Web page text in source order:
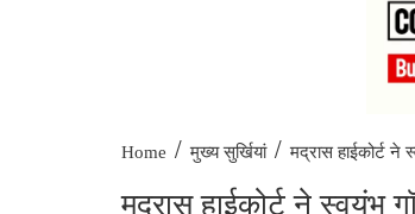
Home / मुख्य सुर्खियां / मद्रास हाईकोर्ट ने
मद्रास हाईकोर्ट ने स्वयंभू